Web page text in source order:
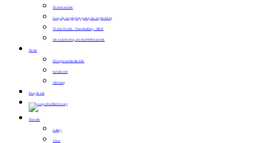
Tổ chức Sự kiện
Cung cấp các giải pháp quảng cáo, truyền thông
Tổ chức Du lịch – Team Building – MICE
Sản xuất, thi công, cho thuê thiết bị sự kiện
Tin tức
Hội nghị sự kiện tiêu biểu
Sự kiện mới
Cẩm nang
Khuyến mãi
Thư viện
Gallery
Video